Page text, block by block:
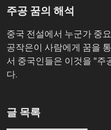
주공 꿈의 해석
중국 전설에서 누군가 중
공작은이 사람에게 꿈을
서 중국인들은 이것을 "주
다.
글 목록